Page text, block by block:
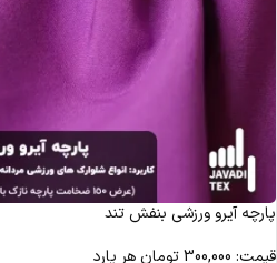
پارچه آیرو ورزشی بنفش تند
قیمت: 300,000تومان هر یارد